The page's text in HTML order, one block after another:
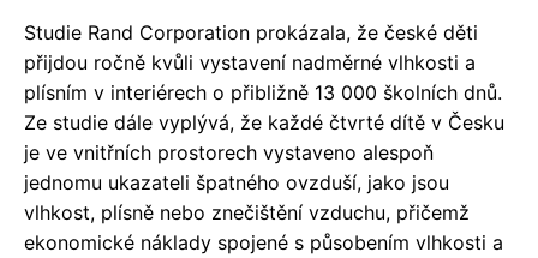
Studie Rand Corporation prokázala, že české děti
přijdou ročně kvůli vystavení nadměrné vlhkosti a
plísním v interiérech o přibližně 13 000 školních dnů.
Ze studie dále vyplývá, že každé čtvrté dítě v Česku
je ve vnitřních prostorech vystaveno alespoň
jednomu ukazateli špatného ovzduší, jako jsou
vlhkost, plísně nebo znečištění vzduchu, přičemž
ekonomické náklady spojené s působením vlhkosti a